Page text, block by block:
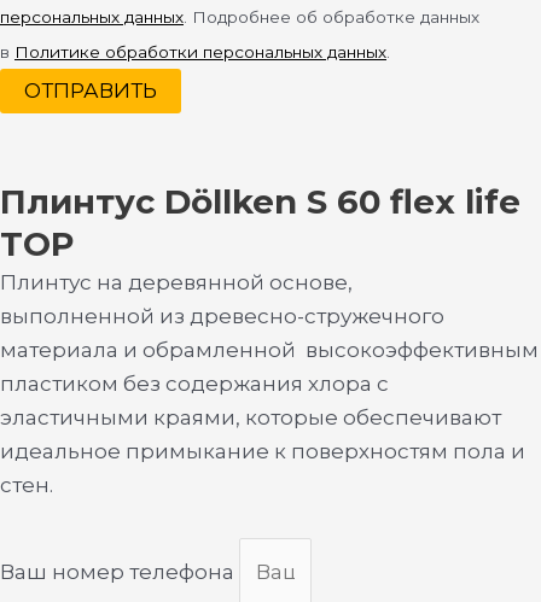
персональных данных. Подробнее об обработке данных
в Политике обработки персональных данных.
ОТПРАВИТЬ
Плинтус Döllken S 60 flex life
TOP
Плинтус на деревянной основе,
выполненной из древесно-стружечного
материала и обрамленной высокоэффективным
пластиком без содержания хлора с
эластичными краями, которые обеспечивают
идеальное примыкание к поверхностям пола и
стен.
Ваш номер телефона